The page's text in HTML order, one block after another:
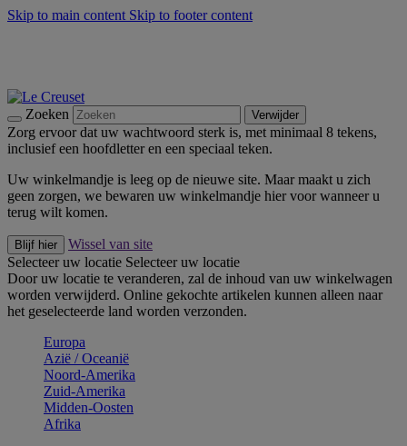
Skip to main content Skip to footer content
Zoeken Verwijder
Zorg ervoor dat uw wachtwoord sterk is, met minimaal 8 tekens,
inclusief een hoofdletter en een speciaal teken.
Uw winkelmandje is leeg op de nieuwe site. Maar maakt u zich
geen zorgen, we bewaren uw winkelmandje hier voor wanneer u
terug wilt komen.
Blijf hier
Wissel van site
Selecteer uw locatie Selecteer uw locatie
Door uw locatie te veranderen, zal de inhoud van uw winkelwagen
worden verwijderd. Online gekochte artikelen kunnen alleen naar
het geselecteerde land worden verzonden.
Europa
Aziё / Oceaniё
Noord-Amerika
Zuid-Amerika
Midden-Oosten
Afrika